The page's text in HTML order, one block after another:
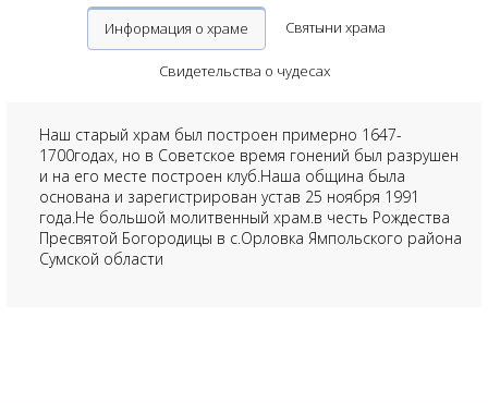
Информация о храме Святыни храма
Свидетельства о чудесах
Наш старый храм был построен примерно 1647-
1700годах, но в Советское время гонений был разрушен
и на его месте построен клуб.Наша община была
основана и зарегистрирован устав 25 ноября 1991
года.Не большой молитвенный храм.в честь Рождества
Пресвятой Богородицы в с.Орловка Ямпольского района
Сумской области